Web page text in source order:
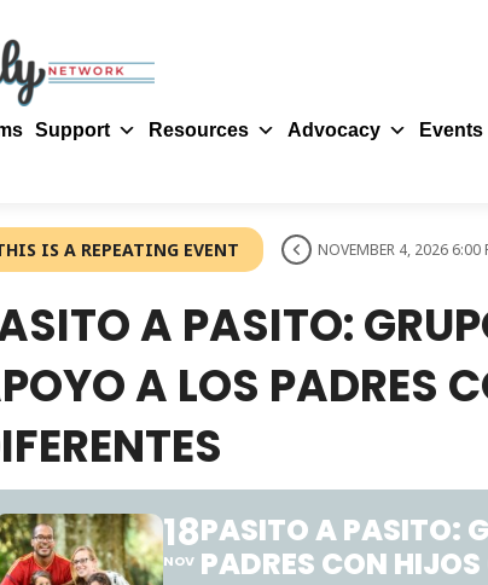
Support Resources Advocacy Events
IS A REPEATING EVENT NOVEMBER 4, 2026 6:00
A PASITO:
A LOS PADRES
18
NOV
PASITO A PASITO:
PADRES CON